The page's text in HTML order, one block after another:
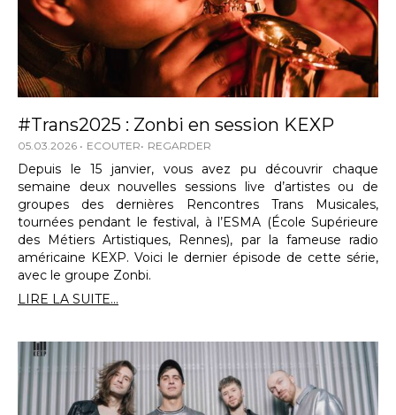
#Trans2025 : Zonbi en session KEXP
05.03.2026 ECOUTER REGARDER
Depuis le 15 janvier, vous avez pu découvrir chaque
semaine deux nouvelles sessions live d’artistes ou de
groupes des dernières Rencontres Trans Musicales,
tournées pendant le festival, à l’ESMA (École Supérieure
des Métiers Artistiques, Rennes), par la fameuse radio
américaine KEXP. Voici le dernier épisode de cette série,
avec le groupe Zonbi.
LIRE LA SUITE...